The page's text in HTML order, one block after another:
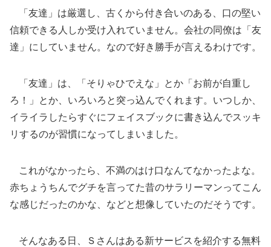
「友達」は厳選し、古くから付き合いのある、口の堅い
信頼できる人しか受け入れていません。会社の同僚は「友
達」にしていません。なので好き勝手が言えるわけです。
「友達」は、「そりゃひでえな」とか「お前が自重し
ろ！」とか、いろいろと突っ込んでくれます。いつしか、
イライラしたらすぐにフェイスブックに書き込んでスッキ
リするのが習慣になってしまいました。
これがなかったら、不満のはけ口なんてなかったよな。
赤ちょうちんでグチを言ってた昔のサラリーマンってこん
な感じだったのかな、などと想像していたのだそうです。
そんなある日、Ｓさんはある新サービスを紹介する無料